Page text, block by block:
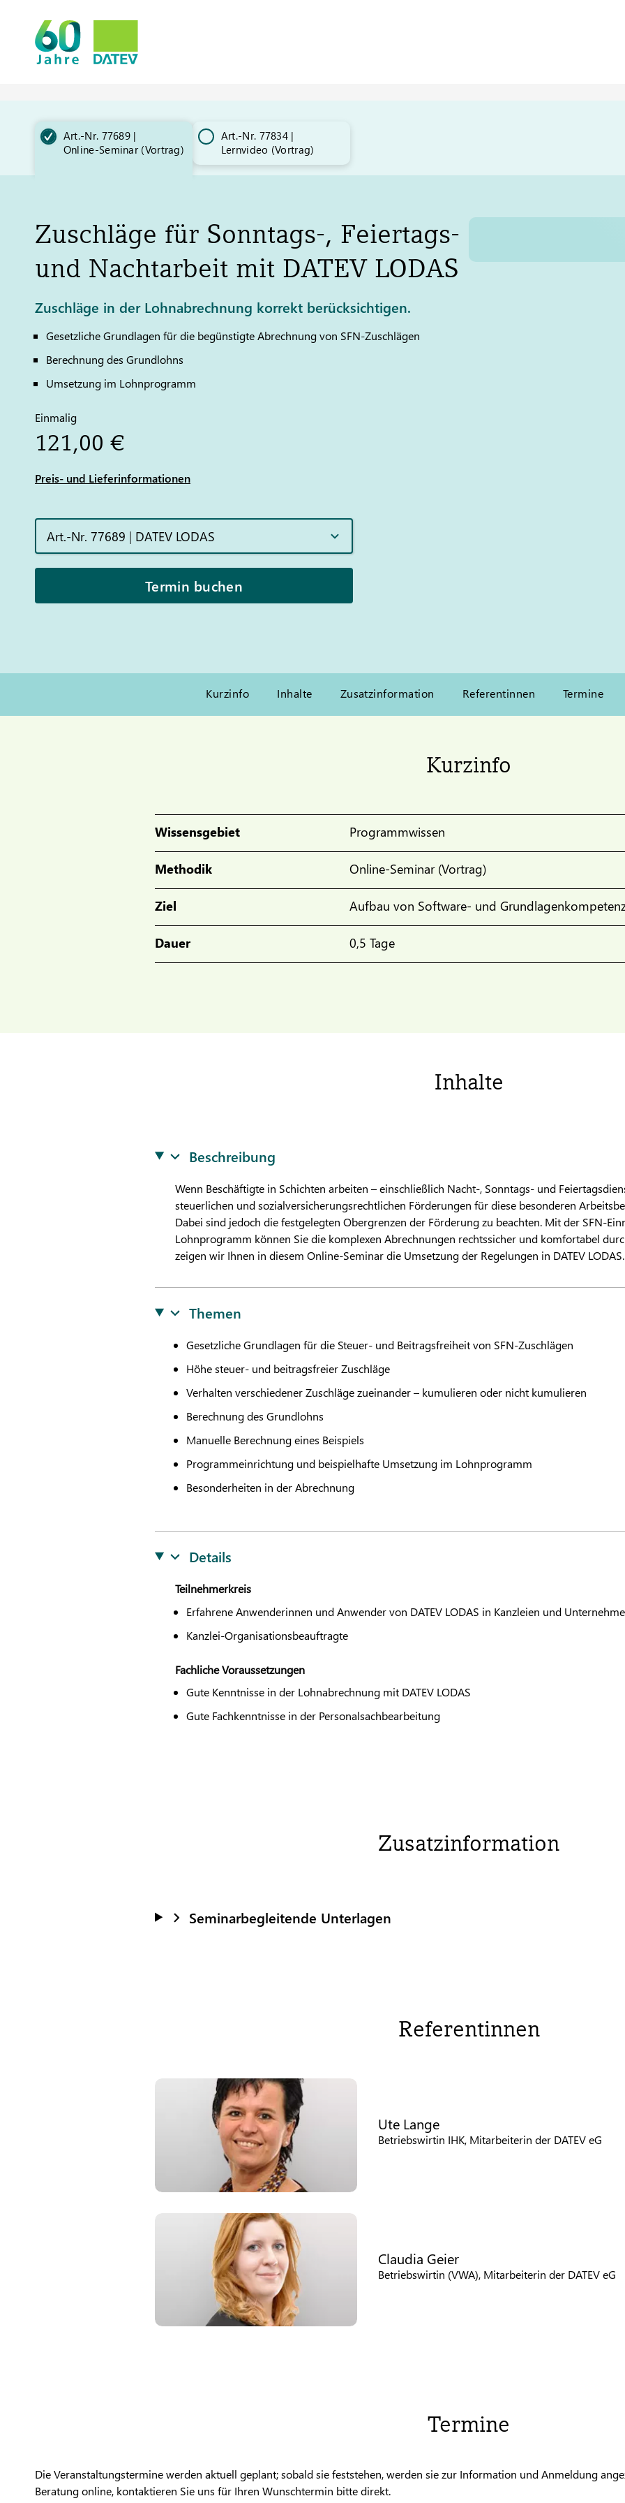
Art.-Nr. 77689 |
Online-Seminar (Vortrag)​
Art.-Nr. 77834 |
Lernvideo (Vortrag)
Zuschläge für Sonntags-, Feiertags-
und Nachtarbeit mit DATEV LODAS
Zuschläge in der Lohnabrechnung korrekt berücksichtigen.
Gesetzliche Grundlagen für die begünstigte Abrechnung von SFN-Zuschlägen
Berechnung des Grundlohns
Umsetzung im Lohnprogramm
Einmalig
121,00 €
Preis- und Lieferinformationen
Art.-Nr. 77689 | DATEV LODAS
Termin buchen
Kurzinfo Inhalte Zusatzinformation Referentinnen Termine
Kurzinfo
Wissensgebiet Programmwissen
Methodik Online-Seminar (Vortrag)
Ziel Aufbau von Software- und
Dauer 0,5 Tage
Inhalte
Beschreibung
Wenn Beschäftigte in Schichten arbeiten – einschließlich Nacht-, Sonntags- und
steuerlichen und sozialversicherungsrechtlichen Förderungen für diese besonderen
Dabei sind jedoch die festgelegten Obergrenzen der Förderung zu beachten. Mit der SFN-
Lohnprogramm können Sie die komplexen Abrechnungen rechtssicher und komfortabel
zeigen wir Ihnen in diesem Online-Seminar die Umsetzung der Regelungen in DATEV LODAS.
Themen
Gesetzliche Grundlagen für die Steuer- und Beitragsfreiheit von SFN-Zuschlägen
Höhe steuer- und beitragsfreier Zuschläge
Verhalten verschiedener Zuschläge zueinander – kumulieren oder nicht kumulieren
Berechnung des Grundlohns
Manuelle Berechnung eines Beispiels
Programmeinrichtung und beispielhafte Umsetzung im Lohnprogramm
Besonderheiten in der Abrechnung
Details
Teilnehmerkreis
Erfahrene Anwenderinnen und Anwender von DATEV LODAS in Kanzleien und
Kanzlei-Organisationsbeauftragte
Fachliche Voraussetzungen
Gute Kenntnisse in der Lohnabrechnung mit DATEV LODAS
Gute Fachkenntnisse in der Personalsachbearbeitung
Zusatzinformation
Seminarbegleitende Unterlagen
Referentinnen
Ute Lange
Betriebswirtin IHK, Mitarbeiterin der DATEV eG
Claudia Geier
Betriebswirtin (VWA), Mitarbeiterin der DATEV eG
Termine
Die Veranstaltungstermine werden aktuell geplant; sobald sie feststehen, werden sie zur Information und Anmeldung
Beratung online, kontaktieren Sie uns für Ihren Wunschtermin bitte direkt.